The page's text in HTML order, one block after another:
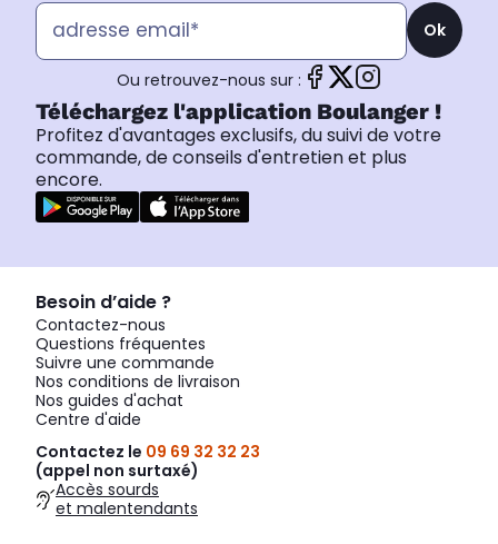
Ok
Ou retrouvez-nous sur :
Téléchargez l'application Boulanger !
Profitez d'avantages exclusifs, du suivi de votre
commande, de conseils d'entretien et plus
encore.
Besoin d’aide ?
Contactez-nous
Questions fréquentes
Suivre une commande
Nos conditions de livraison
Nos guides d'achat
Centre d'aide
Contactez le 09 69 32 32 23
(appel non surtaxé)
Accès sourds
et malentendants